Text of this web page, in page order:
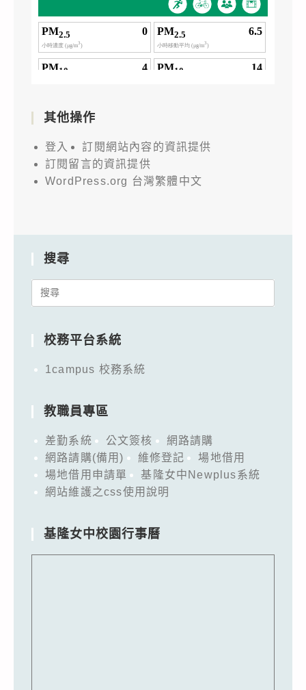
其他操作
登入
訂閱網站內容的資訊提供
訂閱留言的資訊提供
WordPress.org 台灣繁體中文
搜尋
Search
校務平台系統
1campus 校務系統
教職員專區
差勤系統 公文簽核
網路請購
網路請購(備用)
維修登記
場地借用
場地借用申請單
基隆女中Newplus系統
網站維護之css使用說明
基隆女中校園行事曆